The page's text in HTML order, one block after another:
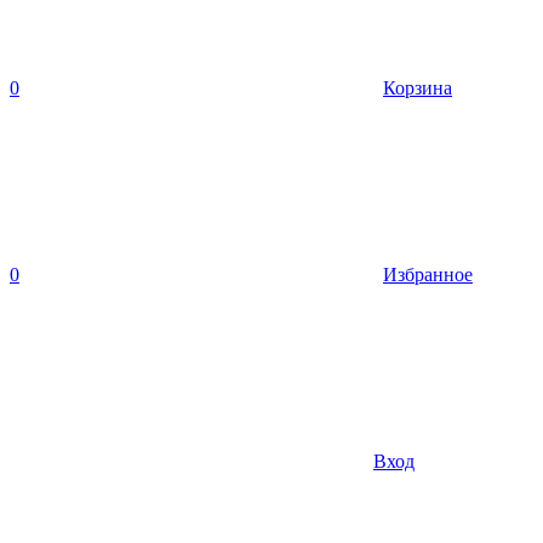
0 Корзина
0 Избранное
Вход